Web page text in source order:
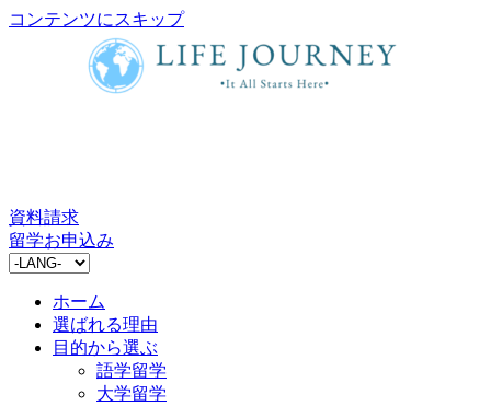
コンテンツにスキップ
資料請求
留学お申込み
ホーム
選ばれる理由
目的から選ぶ
語学留学
大学留学